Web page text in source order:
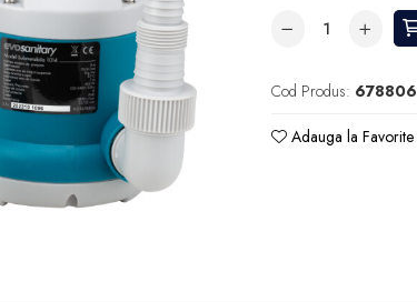
Cod Produs: 678806
Adauga la Favorite